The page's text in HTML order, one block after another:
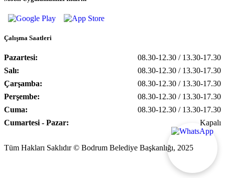
Çalışma Saatleri
Pazartesi:
08.30-12.30 / 13.30-17.30
Salı:
08.30-12.30 / 13.30-17.30
Çarşamba:
08.30-12.30 / 13.30-17.30
Perşembe:
08.30-12.30 / 13.30-17.30
Cuma:
08.30-12.30 / 13.30-17.30
Cumartesi - Pazar:
Kapalı
Tüm Hakları Saklıdır © Bodrum Belediye Başkanlığı, 2025